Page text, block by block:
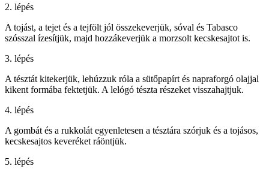
2. lépés
A tojást, a tejet és a tejfölt jól összekeverjük, sóval és Tabasco
szósszal ízesítjük, majd hozzákeverjük a morzsolt kecskesajtot is.
3. lépés
A tésztát kitekerjük, lehúzzuk róla a sütőpapírt és napraforgó olajjal
kikent formába fektetjük. A lelógó tészta részeket visszahajtjuk.
4. lépés
A gombát és a rukkolát egyenletesen a tésztára szórjuk és a tojásos,
kecskesajtos keveréket ráöntjük.
5. lépés